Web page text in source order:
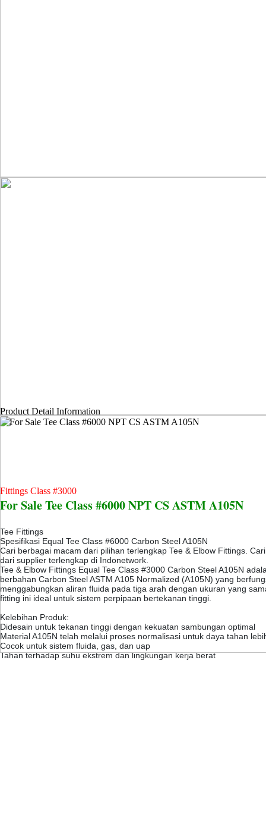
Product Detail Information
Fittings Class #3000
For Sale Tee Class #6000 NPT CS ASTM A105N
Tee Fittings
Spesifikasi Equal Tee Class #6000 Carbon Steel A105N
Cari berbagai macam dari pilihan terlengkap Tee & Elbow Fittings.
dari supplier terlengkap di Indonetwork.
Tee & Elbow Fittings Equal Tee Class #3000 Carbon Steel A105N
berbahan Carbon Steel ASTM A105 Normalized (A105N) yang
menggabungkan aliran fluida pada tiga arah dengan ukuran yang
fitting ini ideal untuk sistem perpipaan bertekanan tinggi.
Kelebihan Produk:
Didesain untuk tekanan tinggi dengan kekuatan sambungan optimal
Material A105N telah melalui proses normalisasi untuk daya tahan
Cocok untuk sistem fluida, gas, dan uap
Tahan terhadap suhu ekstrem dan lingkungan kerja berat